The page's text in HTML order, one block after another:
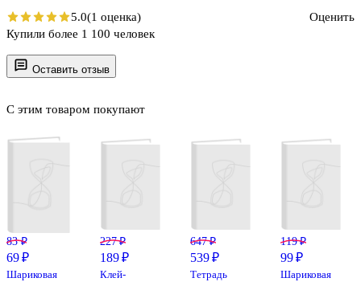
Оставить отзыв
С этим товаром покупают
83 ₽
69 ₽
Шариковая
227 ₽
189 ₽
Клей-
647 ₽
539 ₽
Тетрадь
119 ₽
99 ₽
Шариковая
5.0(1 оценка)
Оценить
Купили более 1 100 человек